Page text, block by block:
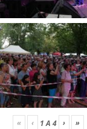
« ‹ 1A 4 › »